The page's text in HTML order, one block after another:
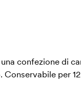
confezione di
per